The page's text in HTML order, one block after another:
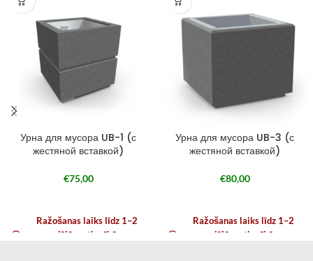
Урна для мусора UB-1 (с
жестяной вставкой)
€75,00
Ražošanas laiks līdz 1–2
nedēļām atkarībā no
Урна для мусора UB-3 (с
жестяной вставкой)
€80,00
Ražošanas laiks līdz 1–2
nedēļām atkarībā no